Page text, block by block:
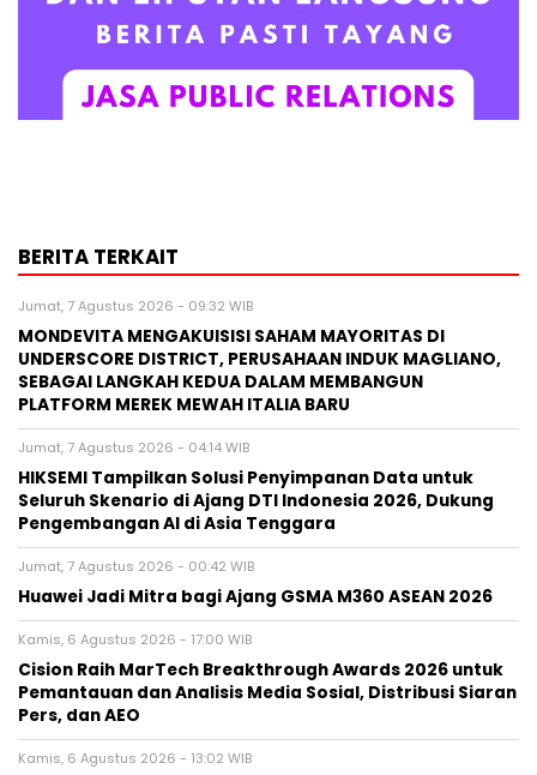
BERITA TERKAIT
Jumat, 7 Agustus 2026 - 09:32 WIB
MONDEVITA MENGAKUISISI SAHAM MAYORITAS DI
UNDERSCORE DISTRICT, PERUSAHAAN INDUK MAGLIANO,
SEBAGAI LANGKAH KEDUA DALAM MEMBANGUN
PLATFORM MEREK MEWAH ITALIA BARU
Jumat, 7 Agustus 2026 - 04:14 WIB
HIKSEMI Tampilkan Solusi Penyimpanan Data untuk
Seluruh Skenario di Ajang DTI Indonesia 2026, Dukung
Pengembangan AI di Asia Tenggara
Jumat, 7 Agustus 2026 - 00:42 WIB
Huawei Jadi Mitra bagi Ajang GSMA M360 ASEAN 2026
Kamis, 6 Agustus 2026 - 17:00 WIB
Cision Raih MarTech Breakthrough Awards 2026 untuk
Pemantauan dan Analisis Media Sosial, Distribusi Siaran
Pers, dan AEO
Kamis, 6 Agustus 2026 - 13:02 WIB